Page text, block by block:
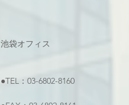
池袋オフィス
●TEL：03-6802-8160